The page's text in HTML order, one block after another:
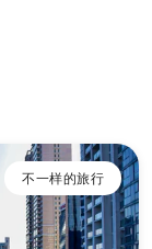
不一样的旅行